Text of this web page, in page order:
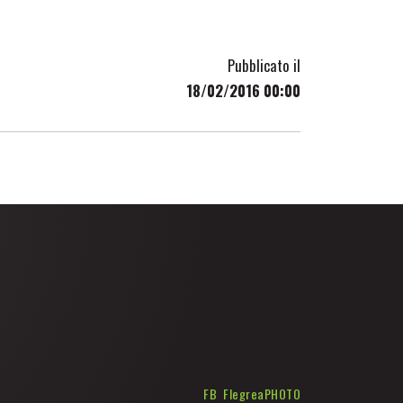
Pubblicato il
18/02/2016 00:00
FB FlegreaPHOTO